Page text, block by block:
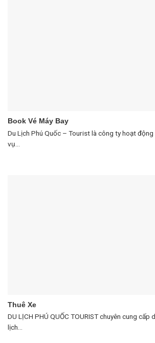
Book Vé Máy Bay
Du Lịch Phú Quốc – Tourist là công ty hoạt
vụ...
Thuê Xe
DU LỊCH PHÚ QUỐC TOURIST chuyên cung cấp
lịch...